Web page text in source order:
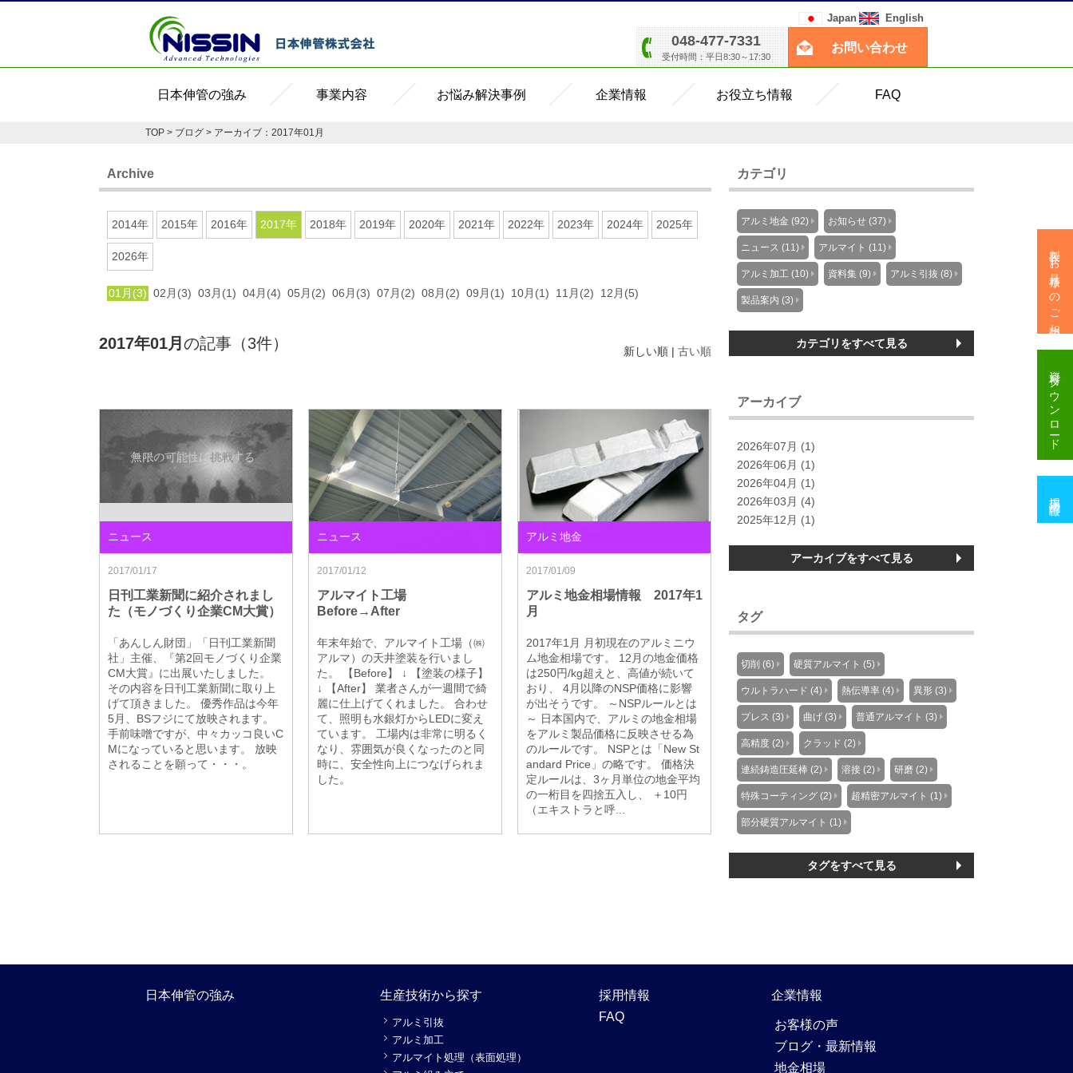
Japan English
048-477-7331
受付時間：平日8:30～17:30
お問い合わせ
日本伸管の強み 事業内容 お悩み解決事例 企業情報 お役立ち情報 FAQ
TOP > ブログ > アーカイブ：2017年01月
Archive
2014年 2015年 2016年 2017年 2018年 2019年 2020年 2021年 2022年 2023年 2024年 2025年
2026年
01月(3) 02月(3) 03月(1) 04月(4) 05月(2) 06月(3) 07月(2) 08月(2) 09月(1) 10月(1) 11月(2) 12月(5)
2017年01月 の記事（3件） 新しい順 |古い順
ニュース
2017/01/17
日刊工業新聞に紹介されまし
た（モノづくり企業CM大賞）
「あんしん財団」「日刊工業新聞
社」主催、『第2回モノづくり企業
CM大賞』に出展いたしました。
その内容を日刊工業新聞に取り上
げて頂きました。 優秀作品は今年
5月、BSフジにて放映されます。
手前味噌ですが、中々カッコ良いC
Mになっていると思います。 放映
されることを願って・・・。
ニュース
2017/01/12
アルマイト工場
Before→After
年末年始で、アルマイト工場（㈱
アルマ）の天井塗装を行いまし
た。 【Before】 ↓ 【塗装の様子】
↓ 【After】 業者さんが一週間で綺
麗に仕上げてくれました。 合わせ
て、照明も水銀灯からLEDに変え
ています。 工場内は非常に明るく
なり、雰囲気が良くなったのと同
時に、安全性向上につなげられま
した。
アルミ地金
2017/01/09
アルミ地金相場情報 2017年1
月
2017年1月 月初現在のアルミニウ
ム地金相場です。 12月の地金価格
は250円/kg超えと、高値が続いて
おり、 4月以降のNSP価格に影響
が出そうです。 ～NSPルールとは
～ 日本国内で、アルミの地金相場
をアルミ製品価格に反映させる為
のルールです。 NSPとは「New St
andard Price」の略です。 価格決
定ルールは、3ヶ月単位の地金平均
の一桁目を四捨五入し、 ＋10円
（エキストラと呼...
カテゴリ
アルミ地金 (92) お知らせ (37)
ニュース (11) アルマイト (11)
アルミ加工 (10) 資料集 (9) アルミ引抜 (8)
製品案内 (3)
カテゴリをすべて見る
アーカイブ
2026年07月 (1)
2026年06月 (1)
2026年04月 (1)
2026年03月 (4)
2025年12月 (1)
アーカイブをすべて見る
タグ
切削 (6) 硬質アルマイト (5)
ウルトラハード (4) 熱伝導率 (4) 異形 (3)
プレス (3) 曲げ (3) 普通アルマイト (3)
高精度 (2) クラッド (2)
連続鋳造圧延棒 (2) 溶接 (2) 研磨 (2)
特殊コーティング (2) 超精密アルマイト (1)
部分硬質アルマイト (1)
タグをすべて見る
日本伸管の強み 生産技術から探す
アルミ引抜
アルミ加工
アルマイト処理（表面処理）
採用情報
FAQ
企業情報
お客様の声
ブログ・最新情報
地金相場
製作・お見積りのご相談
ダウンロード